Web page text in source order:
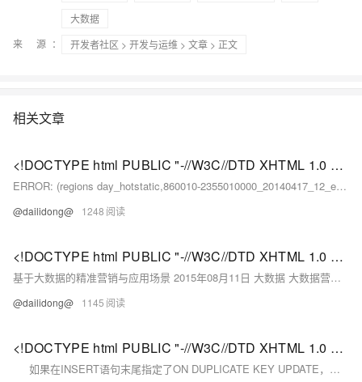
大数据
来 源：
开发者社区 > 开发与运维 > 文章 > 正文
相关文章
<!DOCTYPE html PUBLIC "-//W3C//DTD XHTML 1.0 Transitional//EN" "http://www.w3.org/TR/xhtml1/DTD/xhtml1-strict.dtd"> <html><head><meta http-equiv="Cont
ERROR: (regions day_hotstatic,860010-2355010000_20140417_12_entry_00000000321,1398674475358.
@dailidong@ 1248
<!DOCTYPE html PUBLIC "-//W3C//DTD XHTML 1.0 Transitional//EN" "http://www.w3.org/TR/xhtml1/DTD/xhtml1-strict.dtd"> <html><head><meta http-equiv="Cont
基于大数据的精准营销与应用场景 2015年08月11日 大数据 大数据营销时代来临营销学领域过去半个多世纪的发展让我们见证了从“以产品为中心”到“以客户为中心”的转变。
@dailidong@ 1145
<!DOCTYPE html PUBLIC "-//W3C//DTD XHTML 1.0 Transitional//EN" "http://www.w3.org/TR/xhtml1/DTD/xhtml1-strict.dtd"> <html><head><meta http-equiv="Cont
如果在INSERT语句末尾指定了ON DUPLICATE KEY UPDATE，并且插入行后会导致在一个UNIQUE索引或PRIMARY KEY中出现重复值，则在出现重复值的行执行UPDATE；如果不会导致唯一值列重复的问题，则插入新行。